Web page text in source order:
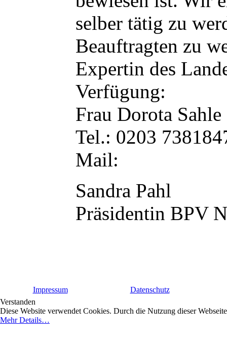
selber tätig zu
Beauftragten zu
Expertin des
Verfügung:
Frau Dorota Sahle
Tel.: 0203
Mail:
Sandra Pahl
Präsidentin BPV
Impressum
Datenschutz
Verstanden
Diese Website verwendet Cookies. Durch die Nutzung dieser
Mehr Details…